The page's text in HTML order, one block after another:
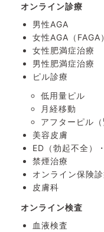
オンライン診療
男性AGA
女性AGA（FAGA）
女性肥満症治療
男性肥満症治療
ピル診療
低用量ピル
月経移動
アフターピル
美容皮膚
ED（勃起不全）・
禁煙治療
オンライン保険
皮膚科
オンライン検査
血液検査